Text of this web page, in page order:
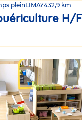
pleinLIMAY432,9 km
H/F